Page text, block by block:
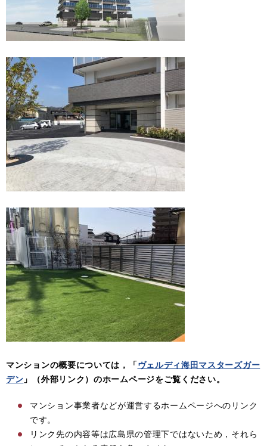
マンションの概要については，「ヴェルディ海田マスターズガー
デン 」（外部リンク）のホームページをご覧ください。
マンション事業者などが運営するホームページへのリンク
です。
リンク先の内容等は広島県の管理下ではないため，それら